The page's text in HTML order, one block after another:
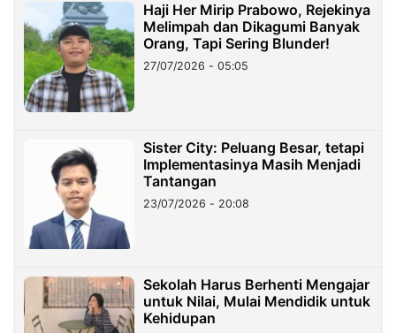
Haji Her Mirip Prabowo, Rejekinya
Melimpah dan Dikagumi Banyak
Orang, Tapi Sering Blunder!
27/07/2026 - 05:05
Sister City: Peluang Besar, tetapi
Implementasinya Masih Menjadi
Tantangan
23/07/2026 - 20:08
Sekolah Harus Berhenti Mengajar
untuk Nilai, Mulai Mendidik untuk
Kehidupan